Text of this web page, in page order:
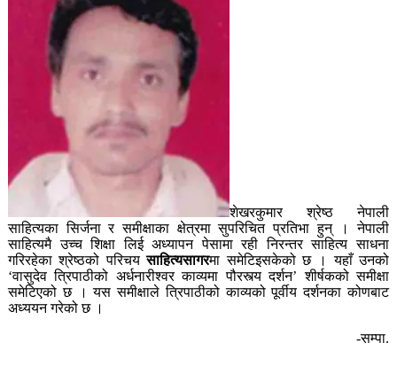
शेखरकुमार श्रेष्ठ नेपाली
साहित्यका सिर्जना र समीक्षाका क्षेत्रमा सुपरिचित प्रतिभा हुन् । नेपाली
साहित्यमै उच्च शिक्षा लिई अध्यापन पेसामा रही निरन्तर साहित्य साधना
गरिरहेका श्रेष्ठको परिचयसाहित्यसागरमा समेटिइसकेको छ । यहाँ उनको
‘वासुदेव त्रिपाठीको अर्धनारीश्वर काव्यमा पौरस्त्य दर्शन’ शीर्षकको समीक्षा
समेटिएको छ । यस समीक्षाले त्रिपाठीको काव्यको पूर्वीय दर्शनका कोणबाट
अध्ययन गरेको छ ।
-सम्पा.